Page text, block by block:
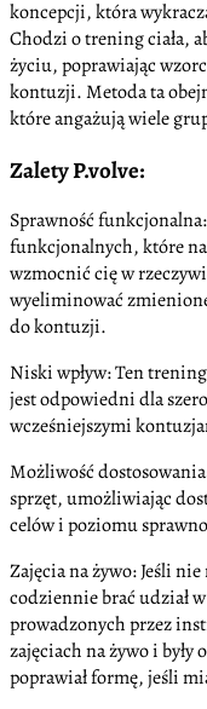
koncepcji, która
Chodzi o trening ciała,
życiu, poprawiając
kontuzji. Metoda ta
które angażują wiele
Zalety P.volve:
Sprawność
funkcjonalnych, które
wzmocnić cię w
wyeliminować
do kontuzji.
Niski wpływ: Ten
jest odpowiedni dla
wcześniejszymi
Możliwość
sprzęt, umożliwiając
celów i poziomu
Zajęcia na żywo: Jeśli
codziennie brać udział
prowadzonych przez
zajęciach na żywo i
poprawiał formę, jeśli